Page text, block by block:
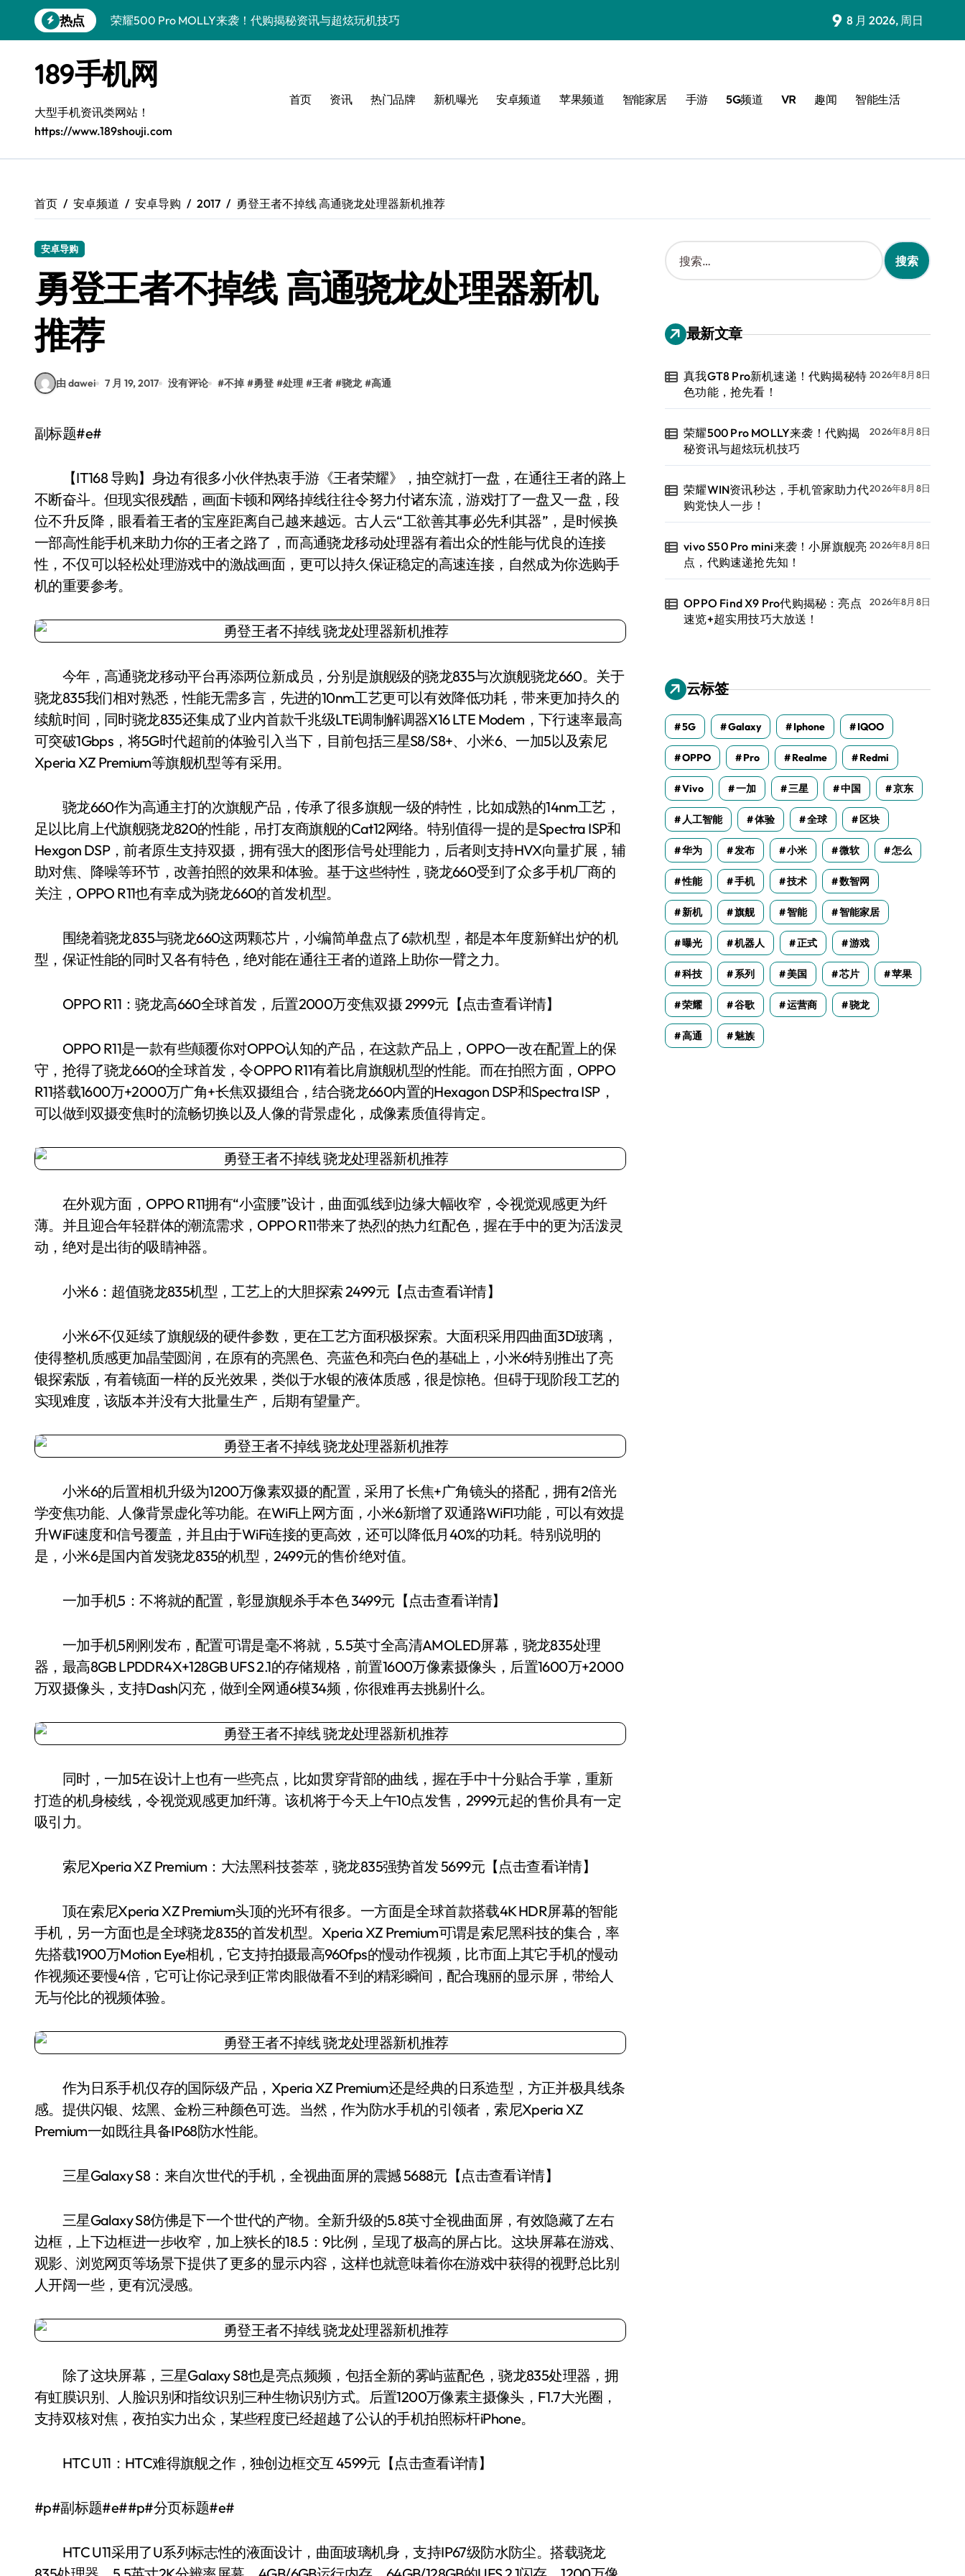
到
热点
荣耀500 Pro MOLLY来袭！代购揭秘资讯与超炫玩机技巧
vivo S50 Pro mini来袭！小屏旗舰亮点，代购速递抢先知！
OPPO Find X9 Pro代购揭秘：亮点速览+超实用技巧大放送！
手机代购揭秘：REDMI K90超全亮点配置，一文速览！
OPPO Find X9抢先看！代购揭秘新机亮点玩法全攻略
三星Galaxy Z Fold7来袭！折叠屏革新，代购抢先揭秘！
真我GT8 Pro新机速递！代购揭秘特色功能，抢先看！
9 8 月 2026, 周日
189手机网
大型手机资讯类网站！
https://www.189shouji.com
首页 资讯 热门品牌 新机曝光 安卓频道 苹果频道 智能家居 手游 5G频道 VR 趣闻 智能生活
首页 安卓频道 安卓导购 2017 勇登王者不掉线 高通骁龙处理器新机推荐
安卓导购
勇登王者不掉线 高通骁龙处理器新机
推荐
由 dawei 7 月 19, 2017 没有评论 #不掉 #勇登 #处理 #王者 #骁龙 #高通
副标题#e#
【IT168 导购】身边有很多小伙伴热衷手游《王者荣耀》，抽空就打一盘，在通往王者的路上
不断奋斗。但现实很残酷，画面卡顿和网络掉线往往令努力付诸东流，游戏打了一盘又一盘，段
位不升反降，眼看着王者的宝座距离自己越来越远。古人云“工欲善其事必先利其器”，是时候换
一部高性能手机来助力你的王者之路了，而高通骁龙移动处理器有着出众的性能与优良的连接
性，不仅可以轻松处理游戏中的激战画面，更可以持久保证稳定的高速连接，自然成为你选购手
机的重要参考。
今年，高通骁龙移动平台再添两位新成员，分别是旗舰级的骁龙835与次旗舰骁龙660。关于
骁龙835我们相对熟悉，性能无需多言，先进的10nm工艺更可以有效降低功耗，带来更加持久的
续航时间，同时骁龙835还集成了业内首款千兆级LTE调制解调器X16 LTE Modem，下行速率最高
可突破1Gbps，将5G时代超前的体验引入当下，目前包括三星S8/S8+、小米6、一加5以及索尼
Xperia XZ Premium等旗舰机型等有采用。
骁龙660作为高通主打的次旗舰产品，传承了很多旗舰一级的特性，比如成熟的14nm工艺，
足以比肩上代旗舰骁龙820的性能，吊打友商旗舰的Cat12网络。特别值得一提的是Spectra ISP和
Hexgon DSP，前者原生支持双摄，拥有强大的图形信号处理能力，后者则支持HVX向量扩展，辅
助对焦、降噪等环节，改善拍照的效果和体验。基于这些特性，骁龙660受到了众多手机厂商的
关注，OPPO R11也有幸成为骁龙660的首发机型。
围绕着骁龙835与骁龙660这两颗芯片，小编简单盘点了6款机型，都是本年度新鲜出炉的机
型，保证性能的同时又各有特色，绝对能在通往王者的道路上助你一臂之力。
OPPO R11：骁龙高660全球首发，后置2000万变焦双摄 2999元【点击查看详情】
OPPO R11是一款有些颠覆你对OPPO认知的产品，在这款产品上，OPPO一改在配置上的保
守，抢得了骁龙660的全球首发，令OPPO R11有着比肩旗舰机型的性能。而在拍照方面，OPPO
R11搭载1600万+2000万广角+长焦双摄组合，结合骁龙660内置的Hexagon DSP和Spectra ISP，
可以做到双摄变焦时的流畅切换以及人像的背景虚化，成像素质值得肯定。
在外观方面，OPPO R11拥有“小蛮腰”设计，曲面弧线到边缘大幅收窄，令视觉观感更为纤
薄。并且迎合年轻群体的潮流需求，OPPO R11带来了热烈的热力红配色，握在手中的更为活泼灵
动，绝对是出街的吸睛神器。
小米6：超值骁龙835机型，工艺上的大胆探索 2499元【点击查看详情】
小米6不仅延续了旗舰级的硬件参数，更在工艺方面积极探索。大面积采用四曲面3D玻璃，
使得整机质感更加晶莹圆润，在原有的亮黑色、亮蓝色和亮白色的基础上，小米6特别推出了亮
银探索版，有着镜面一样的反光效果，类似于水银的液体质感，很是惊艳。但碍于现阶段工艺的
实现难度，该版本并没有大批量生产，后期有望量产。
小米6的后置相机升级为1200万像素双摄的配置，采用了长焦+广角镜头的搭配，拥有2倍光
学变焦功能、人像背景虚化等功能。在WiFi上网方面，小米6新增了双通路WiFI功能，可以有效提
升WiFi速度和信号覆盖，并且由于WiFi连接的更高效，还可以降低月40%的功耗。特别说明的
是，小米6是国内首发骁龙835的机型，2499元的售价绝对值。
一加手机5：不将就的配置，彰显旗舰杀手本色 3499元【点击查看详情】
一加手机5刚刚发布，配置可谓是毫不将就，5.5英寸全高清AMOLED屏幕，骁龙835处理
器，最高8GB LPDDR4X+128GB UFS 2.1的存储规格，前置1600万像素摄像头，后置1600万+2000
万双摄像头，支持Dash闪充，做到全网通6模34频，你很难再去挑剔什么。
同时，一加5在设计上也有一些亮点，比如贯穿背部的曲线，握在手中十分贴合手掌，重新
打造的机身棱线，令视觉观感更加纤薄。该机将于今天上午10点发售，2999元起的售价具有一定
吸引力。
索尼Xperia XZ Premium：大法黑科技荟萃，骁龙835强势首发 5699元【点击查看详情】
顶在索尼Xperia XZ Premium头顶的光环有很多。一方面是全球首款搭载4K HDR屏幕的智能
手机，另一方面也是全球骁龙835的首发机型。Xperia XZ Premium可谓是索尼黑科技的集合，率
先搭载1900万Motion Eye相机，它支持拍摄最高960fps的慢动作视频，比市面上其它手机的慢动
作视频还要慢4倍，它可让你记录到正常肉眼做看不到的精彩瞬间，配合瑰丽的显示屏，带给人
无与伦比的视频体验。
作为日系手机仅存的国际级产品，Xperia XZ Premium还是经典的日系造型，方正并极具线条
感。提供闪银、炫黑、金粉三种颜色可选。当然，作为防水手机的引领者，索尼Xperia XZ
Premium一如既往具备IP68防水性能。
三星Galaxy S8：来自次世代的手机，全视曲面屏的震撼 5688元【点击查看详情】
三星Galaxy S8仿佛是下一个世代的产物。全新升级的5.8英寸全视曲面屏，有效隐藏了左右
边框，上下边框进一步收窄，加上狭长的18.5：9比例，呈现了极高的屏占比。这块屏幕在游戏、
观影、浏览网页等场景下提供了更多的显示内容，这样也就意味着你在游戏中获得的视野总比别
人开阔一些，更有沉浸感。
除了这块屏幕，三星Galaxy S8也是亮点频频，包括全新的雾屿蓝配色，骁龙835处理器，拥
有虹膜识别、人脸识别和指纹识别三种生物识别方式。后置1200万像素主摄像头，F1.7大光圈，
支持双核对焦，夜拍实力出众，某些程度已经超越了公认的手机拍照标杆iPhone。
HTC U11：HTC难得旗舰之作，独创边框交互 4599元【点击查看详情】
#p#副标题#e##p#分页标题#e#
HTC U11采用了U系列标志性的液面设计，曲面玻璃机身，支持IP67级防水防尘。搭载骁龙
搜
索
：
最新文章
真我GT8 Pro新机速递！代购揭秘特
色功能，抢先看！
2026年8月8日
荣耀500 Pro MOLLY来袭！代购揭
秘资讯与超炫玩机技巧
2026年8月8日
荣耀WIN资讯秒达，手机管家助力代
购党快人一步！
2026年8月8日
vivo S50 Pro mini来袭！小屏旗舰亮
点，代购速递抢先知！
2026年8月8日
OPPO Find X9 Pro代购揭秘：亮点
速览+超实用技巧大放送！
2026年8月8日
云标签
5G Galaxy Iphone IQOO
OPPO Pro Realme Redmi
Vivo 一加 三星 中国 京东
人工智能 体验 全球 区块
华为 发布 小米 微软 怎么
性能 手机 技术 数智网
新机 旗舰 智能 智能家居
曝光 机器人 正式 游戏
科技 系列 美国 芯片 苹果
荣耀 谷歌 运营商 骁龙
高通 魅族